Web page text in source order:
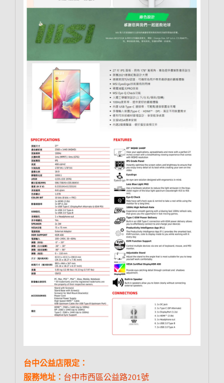
台中公益店限定：
服務地址： 台中市西區公益路201號